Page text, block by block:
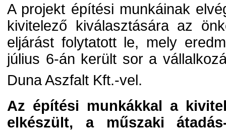
A projekt építési munkáinak
kivitelező kiválasztására az
eljárást folytatott le, mely
július 6-án került sor a
Duna Aszfalt Kft.-vel.
Az építési munkákkal a
elkészült, a műszaki átadás-